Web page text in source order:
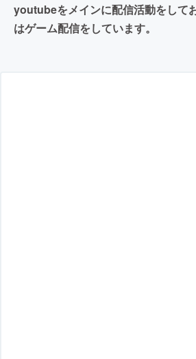
youtubeをメインに配信活動をして
はゲーム配信をしています。